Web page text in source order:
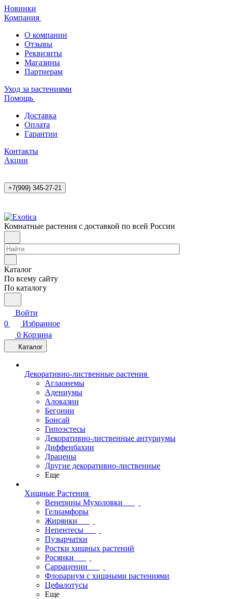
Новинки
Компания
О компании
Отзывы
Реквизиты
Магазины
Партнерам
Уход за растениями
Помощь
Доставка
Оплата
Гарантии
Контакты
Акции
+7(999) 345-27-21
Комнатные растения с доставкой по всей России
Каталог
По всему сайту
По каталогу
Войти
0
Избранное
0 Корзина
Каталог
Декоративно-лиственные растения
Аглаонемы
Адениумы
Алоказии
Бегонии
Бонсай
Гипоэстесы
Декоративно-лиственные антуриумы
Диффенбахии
Драцены
Другие декоративно-лиственные
Еще
Хищные Растения
Венерины Мухоловки
Гелиамфоры
Жирянки
Непентесы
Пузырчатки
Ростки хищных растений
Росянки
Саррацении
Флорариум с хищными растениями
Цефалотусы
Еще